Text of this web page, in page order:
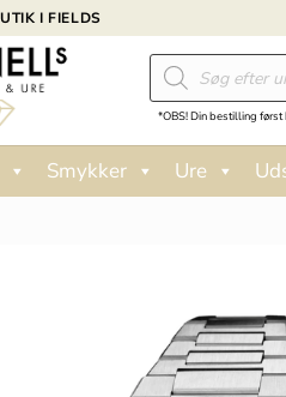
I FIELDS
Products
search
*OBS! Din bestilling
Smykker Ure